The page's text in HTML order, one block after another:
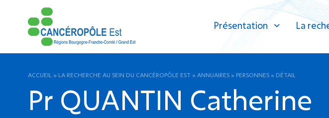
Présentation La
ACCUEIL » LA RECHERCHE AU SEIN DU CANCÉROPÔLE EST » ANNUAIRES » PERSONNES » DÉTAIL
Pr QUANTIN Catherine